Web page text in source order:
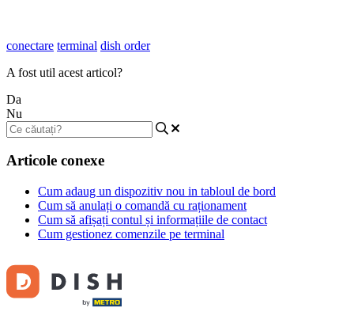
conectare terminal dish order
A fost util acest articol?
Da
Nu
Articole conexe
Cum adaug un dispozitiv nou in tabloul de bord
Cum să anulați o comandă cu raționament
Cum să afișați contul și informațiile de contact
Cum gestionez comenzile pe terminal